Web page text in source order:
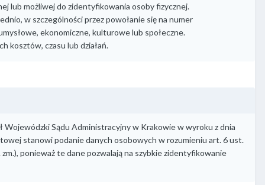
lub możliwej do zidentyfikowania osoby fizycznej.
w szczególności przez powołanie się na numer
ekonomiczne, kulturowe lub społeczne.
kosztów, czasu lub działań.
Sądu Administracyjny w Krakowie w wyroku z dnia
stanowi podanie danych osobowych w rozumieniu art. 6 ust.
ponieważ te dane pozwalają na szybkie zidentyfikowanie